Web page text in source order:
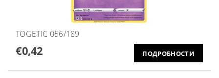
TOGETIC 056/189
€0,42 ПОДРОБНОСТИ